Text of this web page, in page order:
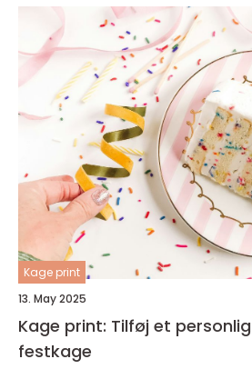
Kage print
13. May 2025
Kage print: Tilføj et
festkage